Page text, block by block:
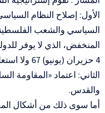
الأول: إصلاح النظام
السياسي والشعب
المنخفض، الذي لا يوفر
4 حزيران (يونيو) 67 ولا استعادة القدس الشرقية عاصمة للدولة.
الثاني: اعتماد «المقاومة
والقدس.
أما سوى ذلك من أشكال